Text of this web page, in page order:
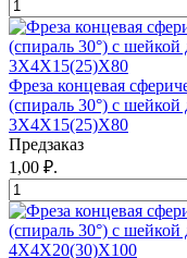
Фреза концевая
(спираль 30°) с шейкой
3X4X15(25)X80
Предзаказ
1,00 ₽.